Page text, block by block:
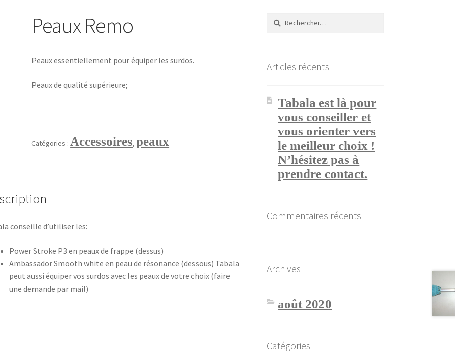
Peaux Remo
Peaux essentiellement pour équiper les surdos.
Peaux de qualité supérieure;
Catégories :Accessoires,peaux
conseille d’utiliser les:
Power Stroke P3 en peaux de frappe (dessus)
Ambassador Smooth white en peau de résonance (dessous) Tabala
peut aussi équiper vos surdos avec les peaux de votre choix (faire
une demande par mail)
Rechercher :
Articles récents
Tabala est là pour
vous conseiller et
vous orienter vers
le meilleur choix !
N’hésitez pas à
prendre contact.
Commentaires récents
Archives
août 2020
Catégories